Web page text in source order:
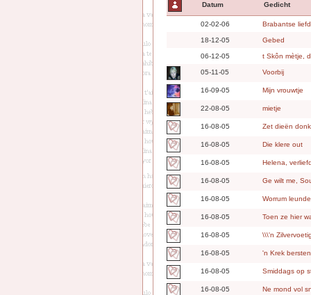
Datum Gedicht
02-02-06 Brabantse
18-12-05 Gebed
06-12-05 t Skôn mètje,
05-11-05 Voorbij
16-09-05 Mijn vrouwtje
22-08-05 mietje
16-08-05 Zet dieën
16-08-05 Die klere out
16-08-05 Helena,
16-08-05 Ge wilt me,
16-08-05 Worrum
16-08-05 Toen ze hier
16-08-05 \\\'n
16-08-05 'n Krek
16-08-05 Smiddags op
16-08-05 Ne mond vol